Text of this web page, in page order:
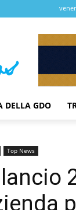
DELLA GDO
Top News